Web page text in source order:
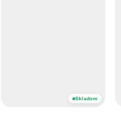
Skladom